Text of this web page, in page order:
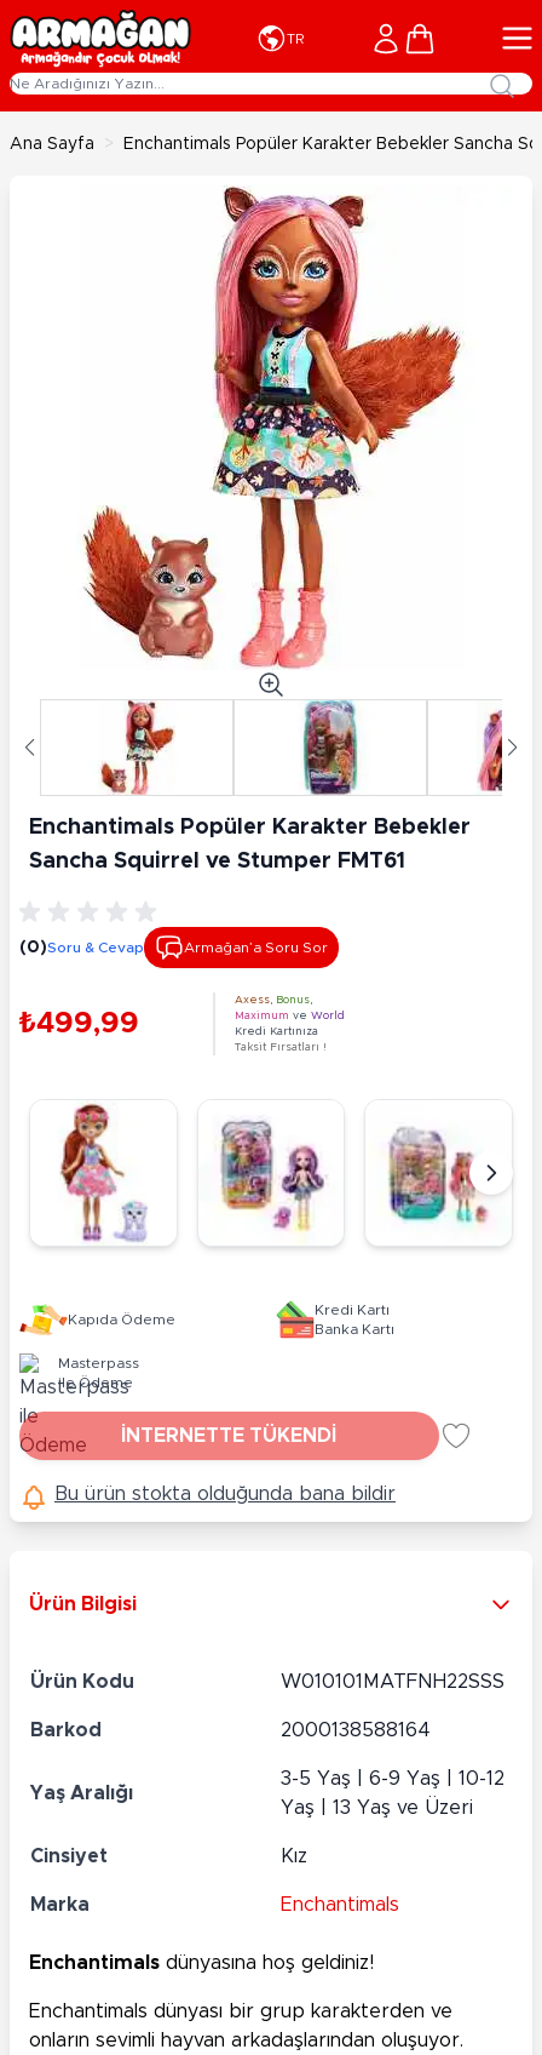
İçeriğe geç
TR Cart
Ana Sayfa > Enchantimals Popüler Karakter Bebekler Sancha
Enchantimals Popüler Karakter Bebekler
Sancha Squirrel ve Stumper FMT61
(0)Soru & Cevap Armağan’a Soru Sor
₺499,99
Axess Bonus
Maximum ve World
Kredi Kartınıza
Taksit Fırsatları !
Kapıda Ödeme
Kredi Kartı
Banka Kartı
Masterpass
ile Ödeme
İNTERNETTE TÜKENDİ
Bu ürün stokta olduğunda bana bildir
Ürün Bilgisi
Ürün Kodu W010101MATFNH22SSS
Barkod 2000138588164
Yaş Aralığı
3-5 Yaş | 6-9 Yaş | 10-12
Yaş | 13 Yaş ve Üzeri
Cinsiyet Kız
Marka Enchantimals
Enchantimals dünyasına hoş geldiniz!
Enchantimals dünyası bir grup karakterden ve
onların sevimli hayvan arkadaşlarından oluşuyor.